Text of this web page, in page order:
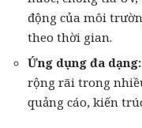
động của môi
theo thời gian.
Ứng dụng đa dạng:
rộng rãi trong
quảng cáo, kiến